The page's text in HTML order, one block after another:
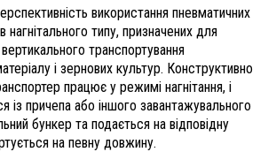
використання пневматичних
нагнітального типу, призначених для
транспортування
і зернових культур. Конструктивно
працює у режимі нагнітання, і
із причепа або іншого завантажувального
бункер та подається на відповідну
на певну довжину.